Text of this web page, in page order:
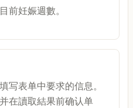
前妊娠週數。
写表单中要求的信息。
在讀取結果前确认单